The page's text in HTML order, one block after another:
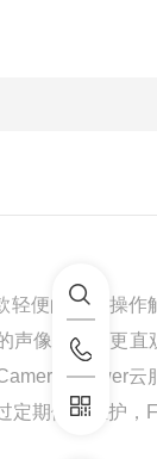
轻便的单手操作
声像，从而更直
Viewer云
定期例行维护，